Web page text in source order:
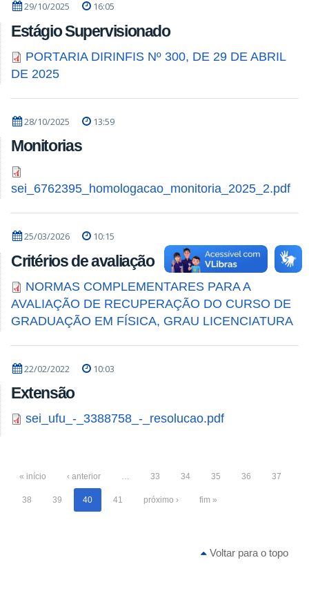
29/10/2025 16:05
Estágio Supervisionado
PORTARIA DIRINFIS Nº 300, DE 29 DE ABRIL
DE 2025
28/10/2025 13:59
Monitorias
sei_6762395_homologacao_monitoria_2025_2.pdf
25/03/2026 10:15
Critérios de avaliação
NORMAS COMPLEMENTARES PARA A
AVALIAÇÃO DE RECUPERAÇÃO DO CURSO DE
GRADUAÇÃO EM FÍSICA, GRAU LICENCIATURA
22/02/2022 10:03
Extensão
sei_ufu_-_3388758_-_resolucao.pdf
« início ‹ anterior … 33 34 35 36 37
38 39 40 41 próximo › fim »
Voltar para o topo